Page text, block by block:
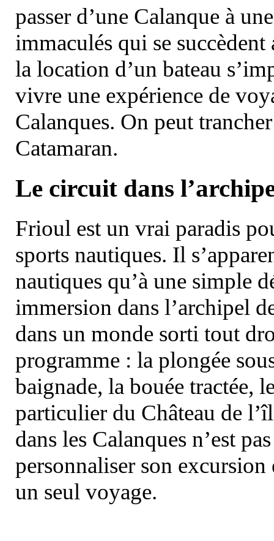
passer d’une Calanque à
immaculés qui se
la location d’un bateau
vivre une expérience de
Calanques. On peut
Catamaran.
Le circuit dans
Frioul est un vrai paradis
sports nautiques. Il
nautiques qu’à une simple
immersion dans l’archipel
dans un monde sorti tout
programme : la plongée
baignade, la bouée tractée,
particulier du Château de
dans les Calanques n’est
personnaliser son
un seul voyage.